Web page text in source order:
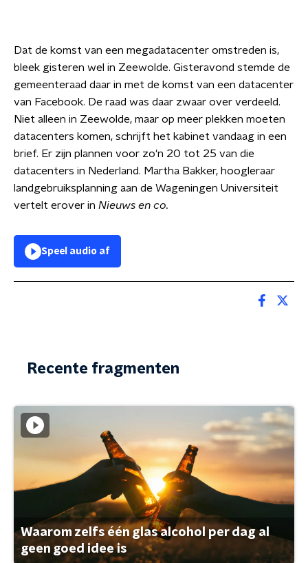
Dat de komst van een megadatacenter omstreden is,
bleek gisteren wel in Zeewolde. Gisteravond stemde de
gemeenteraad daar in met de komst van een datacenter
van Facebook. De raad was daar zwaar over verdeeld.
Niet alleen in Zeewolde, maar op meer plekken moeten
datacenters komen, schrijft het kabinet vandaag in een
brief. Er zijn plannen voor zo'n 20 tot 25 van die
datacenters in Nederland. Martha Bakker, hoogleraar
landgebruiksplanning aan de Wageningen Universiteit
vertelt erover in Nieuws en co.
Speel audio af
Recente fragmenten
Waarom zelfs één glas alcohol per dag al
geen goed idee is